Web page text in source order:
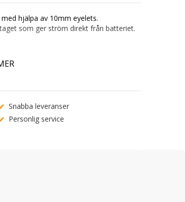
hjälpa av 10mm eyelets.
som ger ström direkt från batteriet.
Snabba leveranser
Personlig service